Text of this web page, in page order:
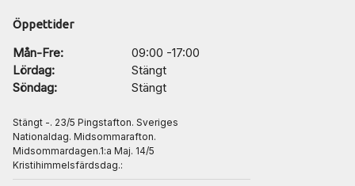
Öppettider
Mån-Fre:
09:00 -17:00
Lördag:
Stängt
Söndag:
Stängt
Stängt -. 23/5 Pingstafton. Sveriges
Nationaldag. Midsommarafton.
Midsommardagen.1:a Maj. 14/5
Kristihimmelsfärdsdag.: